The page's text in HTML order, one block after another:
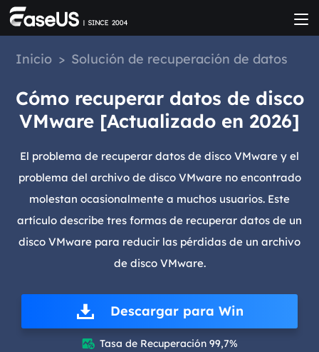
Inicio > Solución de recuperación de datos
Cómo recuperar datos de disco
VMware [Actualizado en 2026]
El problema de recuperar datos de disco VMware y el
problema del archivo de disco VMware no encontrado
molestan ocasionalmente a muchos usuarios. Este
artículo describe tres formas de recuperar datos de un
disco VMware para reducir las pérdidas de un archivo
de disco VMware.
Descargar para Win
 Tasa de Recuperación 99,7%